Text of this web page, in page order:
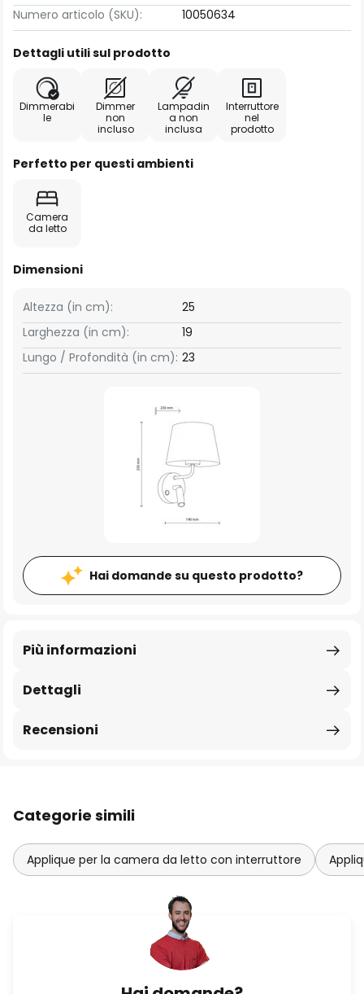
Numero articolo (SKU):
10050634
Dettagli utili sul prodotto
Dimmerabi
le
Dimmer
non
incluso
Lampadin
a non
inclusa
Interruttore
nel
prodotto
Perfetto per questi ambienti
Camera
da letto
Dimensioni
Larghezza (in cm): 19
Altezza (in cm): 25
Lungo / Profondità (in cm): 23
Hai domande su questo prodotto?
Dettagli
Più informazioni
Recensioni
Categorie simili
Applique per la camera da letto con interruttore